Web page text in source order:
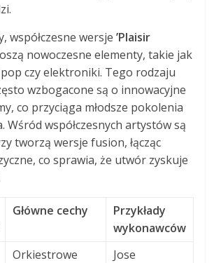
współczesne wersje’Plaisir
nowoczesne elementy, takie jak
pop czy elektroniki. Tego rodzaju
wzbogacone są o innowacyjne
co przyciąga młodsze pokolenia
Wśród współczesnych artystów są
tworzą wersje fusion, łącząc
co sprawia, że utwór zyskuje
Główne cechy
Przykłady
wykonawców
Orkiestrowe
Jose